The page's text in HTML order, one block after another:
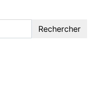
Rechercher